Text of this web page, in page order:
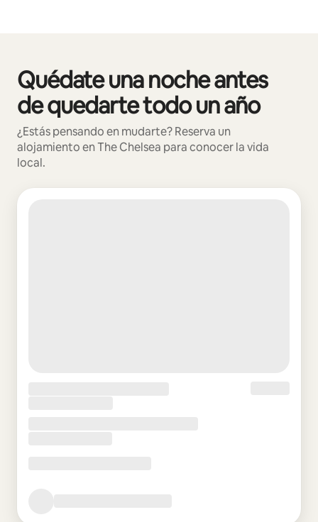
Quédate una noche antes
de quedarte todo un año
¿Estás pensando en mudarte? Reserva un
alojamiento en The Chelsea para conocer la vida
local.
Se muestran0 de 0 elementos